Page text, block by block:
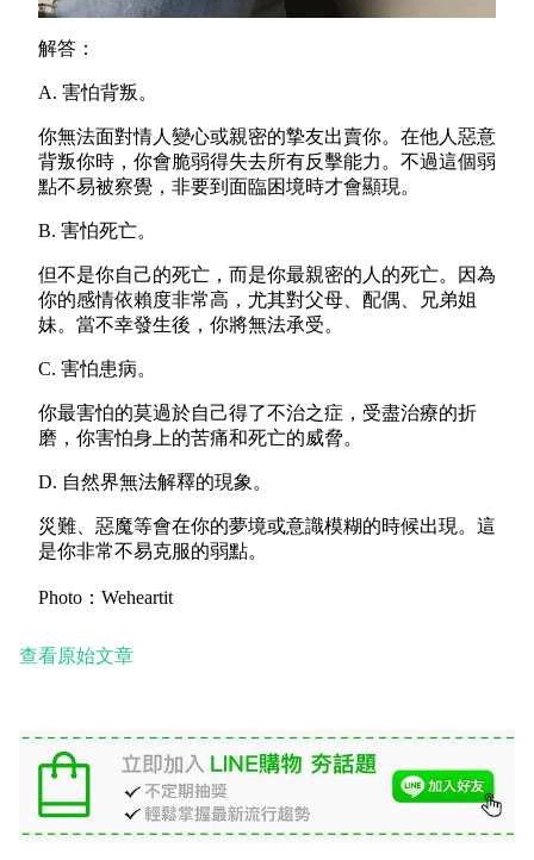
解答：
A. 害怕背叛。
你無法面對情人變心或親密的摯友出賣你。在他人惡意
背叛你時，你會脆弱得失去所有反擊能力。不過這個弱
點不易被察覺，非要到面臨困境時才會顯現。
B. 害怕死亡。
但不是你自己的死亡，而是你最親密的人的死亡。因為
你的感情依賴度非常高，尤其對父母、配偶、兄弟姐
妹。當不幸發生後，你將無法承受。
C. 害怕患病。
你最害怕的莫過於自己得了不治之症，受盡治療的折
磨，你害怕身上的苦痛和死亡的威脅。
D. 自然界無法解釋的現象。
災​​難、惡魔等會在你的夢境或意識模糊的時候出現。這
是你非常不易克服的弱點。
Photo：Weheartit
查看原始文章